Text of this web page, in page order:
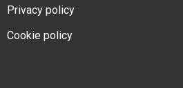
Privacy policy
Cookie policy